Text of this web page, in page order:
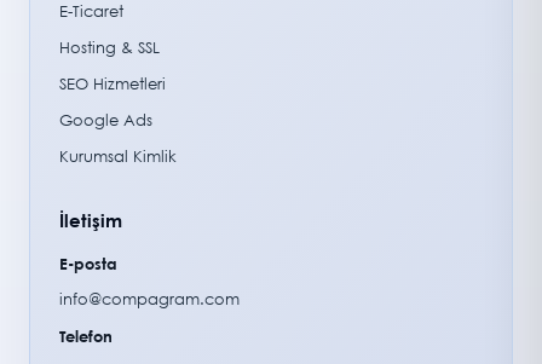
E-Ticaret
Hosting & SSL
SEO Hizmetleri
Google Ads
Kurumsal Kimlik
İletişim
E-posta
info@compagram.com
Telefon